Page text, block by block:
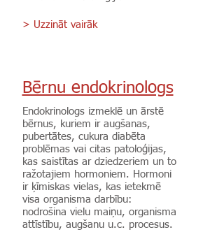
> Uzzināt vairāk
Bērnu endokrinologs
Endokrinologs izmeklē un ārstē
bērnus, kuriem ir augšanas,
pubertātes, cukura diabēta
problēmas vai citas patoloģijas,
kas saistītas ar dziedzeriem un to
ražotajiem hormoniem. Hormoni
ir ķīmiskas vielas, kas ietekmē
visa organisma darbību:
nodrošina vielu maiņu, organisma
attīstību, augšanu u.c. procesus.